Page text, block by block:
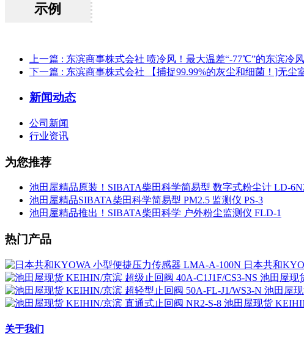
示例
上一篇 : 东滨商事株式会社 喷冷风！最大温差“-77℃”的东滨冷
下一篇 : 东滨商事株式会社 【捕捉99.99%的灰尘和细菌！]无尘
新闻动态
公司新闻
行业资讯
为您推荐
池田屋精品原装！SIBATA柴田科学简易型 数字式粉尘计 LD-
池田屋精品SIBATA柴田科学简易型 PM2.5 监测仪 PS-3
池田屋精品推出！SIBATA柴田科学 户外粉尘监测仪 FLD-1
热门产品
日本共和
池田屋现
池田屋
池田屋现货
关于我们